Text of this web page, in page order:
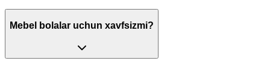
Mebel bolalar uchun xavfsizmi?